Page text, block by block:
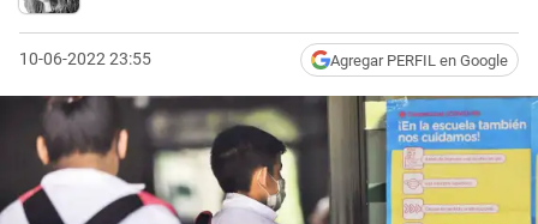
10-06-2022 23:55 Agregar PERFIL en Google